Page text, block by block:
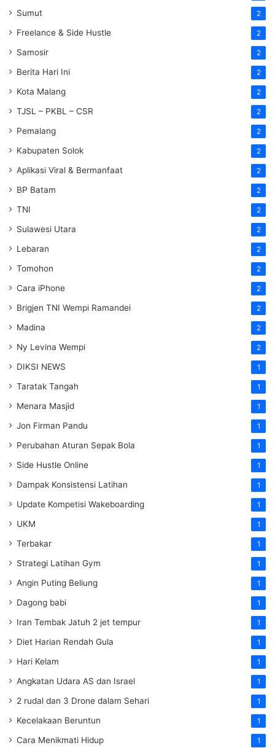
Sumut 2
Freelance & Side Hustle 2
Samosir 2
Berita Hari Ini 2
Kota Malang 2
TJSL – PKBL – CSR 2
Pemalang 2
Kabupaten Solok 2
Aplikasi Viral & Bermanfaat 2
BP Batam 2
TNI 2
Sulawesi Utara 2
Lebaran 2
Tomohon 2
Cara iPhone 2
Brigjen TNI Wempi Ramandei 2
Madina 2
Ny Levina Wempi 2
DIKSI NEWS 1
Taratak Tangah 1
Menara Masjid 1
Jon Firman Pandu 1
Perubahan Aturan Sepak Bola 1
Side Hustle Online 1
Dampak Konsistensi Latihan 1
Update Kompetisi Wakeboarding 1
UKM 1
Terbakar 1
Strategi Latihan Gym 1
Angin Puting Beliung 1
Dagong babi 1
Iran Tembak Jatuh 2 jet tempur 1
Diet Harian Rendah Gula 1
Hari Kelam 1
Angkatan Udara AS dan Israel 1
2 rudal dan 3 Drone dalam Sehari 1
Kecelakaan Beruntun 1
Cara Menikmati Hidup 1